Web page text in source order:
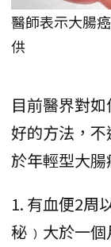
醫師表示大腸
供
目前醫界對
好的方法，
於年輕型大腸
1. 有血便2周
秘﹚大於一個